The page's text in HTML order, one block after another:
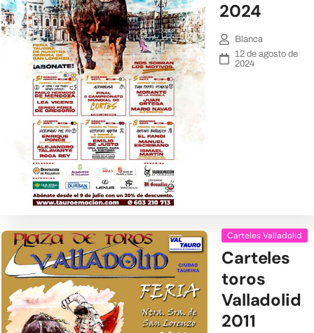
2024
Blanca
12 de agosto de
2024
Carteles Valladolid
Carteles
toros
Valladolid
2011